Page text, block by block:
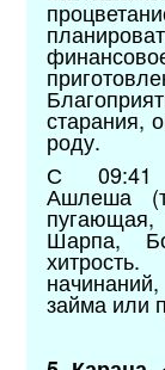
старания,
роду.
С 09:41
Ашлеша
пугающая,
Шарпа,
займа или